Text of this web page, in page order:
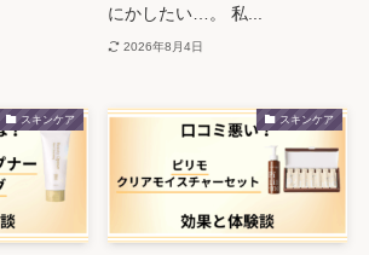
にかしたい…。 私...
2026年8月4日
スキンケア スキンケア